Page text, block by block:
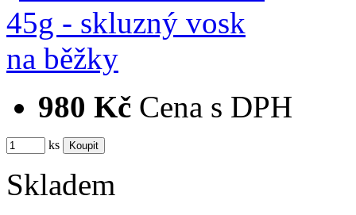
980 Kč Cena s DPH
ks
Skladem